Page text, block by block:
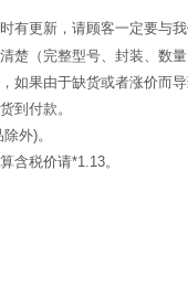
有更新，请顾客一定要与我
楚（完整型号、封装、数量
如果由于缺货或者涨价而
到付款。
外)。
含税价请*1.13。